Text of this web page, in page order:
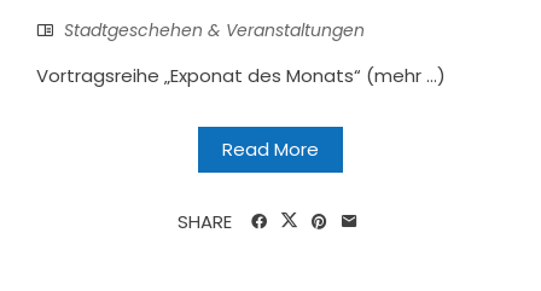
Stadtgeschehen & Veranstaltungen
Vortragsreihe „Exponat des Monats“ (mehr …)
Read More
SHARE